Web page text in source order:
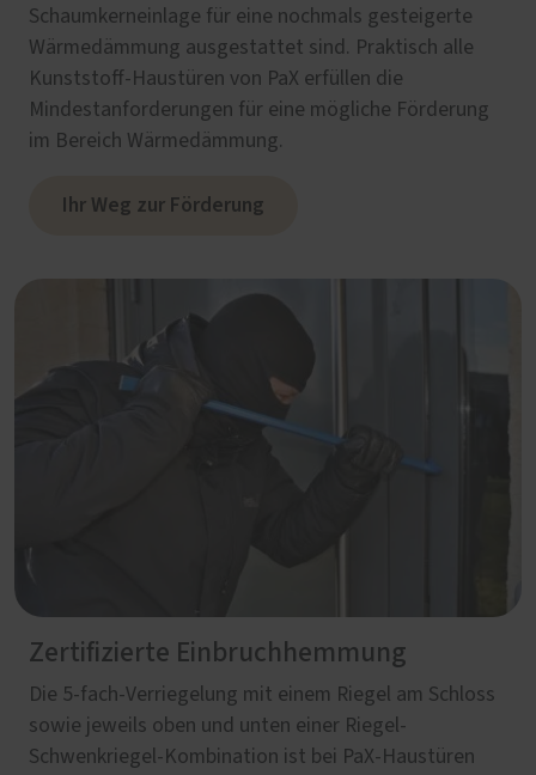
Schaumkerneinlage für eine nochmals gesteigerte
Wärmedämmung ausgestattet sind. Praktisch alle
Kunststoff-Haustüren von PaX erfüllen die
Mindestanforderungen für eine mögliche Förderung
im Bereich Wärmedämmung.
Ihr Weg zur Förderung
Zertifizierte Einbruchhemmung
Die 5-fach-Verriegelung mit einem Riegel am Schloss
sowie jeweils oben und unten einer Riegel-
Schwenkriegel-Kombination ist bei PaX-Haustüren